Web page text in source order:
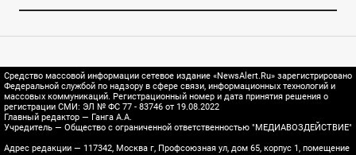
Средство массовой информации сетевое издание «NewsAlert.Ru» зарегистрировано
Федеральной службой по надзору в сфере связи, информационных технологий и
массовых коммуникаций. Регистрационный номер и дата принятия решения о
регистрации СМИ: ЭЛ № ФС 77 - 83746 от 19.08.2022
Главный редактор — Ганга А.А.
Учредитель — Общество с ограниченной ответственностью "МЕДИАВОЗДЕЙСТВИЕ"
Адрес редакции — 117342, Москва г, Профсоюзная ул, дом 65, корпус 1, помещение